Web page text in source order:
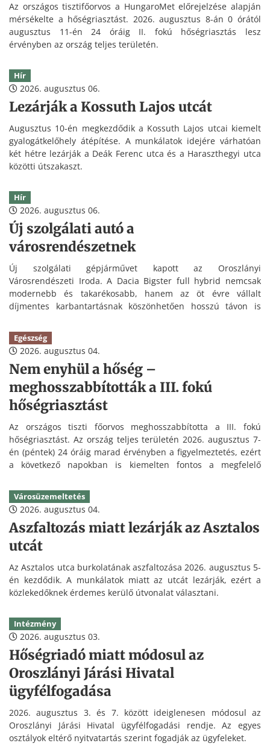
Az országos tisztifőorvos a HungaroMet előrejelzése alapján
mérsékelte a hőségriasztást. 2026. augusztus 8-án 0 órától
augusztus 11-én 24 óráig II. fokú hőségriasztás lesz
érvényben az ország teljes területén.
Hír
2026. augusztus 06.
Lezárják a Kossuth Lajos utcát
Augusztus 10-én megkezdődik a Kossuth Lajos utcai kiemelt
gyalogátkelőhely átépítése. A munkálatok idejére várhatóan
két hétre lezárják a Deák Ferenc utca és a Haraszthegyi utca
közötti útszakaszt.
Hír
2026. augusztus 06.
Új szolgálati autó a
városrendészetnek
Új szolgálati gépjárművet kapott az Oroszlányi
Városrendészeti Iroda. A Dacia Bigster full hybrid nemcsak
modernebb és takarékosabb, hanem az öt évre vállalt
díjmentes karbantartásnak köszönhetően hosszú távon is
Egészség
2026. augusztus 04.
Nem enyhül a hőség –
meghosszabbították a III. fokú
hőségriasztást
Az országos tiszti főorvos meghosszabbította a III. fokú
hőségriasztást. Az ország teljes területén 2026. augusztus 7-
én (péntek) 24 óráig marad érvényben a figyelmeztetés, ezért
a következő napokban is kiemelten fontos a megfelelő
Városüzemeltetés
2026. augusztus 04.
Aszfaltozás miatt lezárják az Asztalos
utcát
Az Asztalos utca burkolatának aszfaltozása 2026. augusztus 5-
én kezdődik. A munkálatok miatt az utcát lezárják, ezért a
közlekedőknek érdemes kerülő útvonalat választani.
Intézmény
2026. augusztus 03.
Hőségriadó miatt módosul az
Oroszlányi Járási Hivatal
ügyfélfogadása
2026. augusztus 3. és 7. között ideiglenesen módosul az
Oroszlányi Járási Hivatal ügyfélfogadási rendje. Az egyes
osztályok eltérő nyitvatartás szerint fogadják az ügyfeleket.